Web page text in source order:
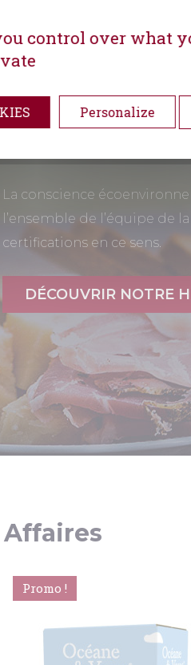
Après la réception de la
pilotés par une équipe
élève les vins puis produit
La conscience
l’ensemble de l’équipe de
certifications en ce sens.
DÉCOUVRIR NOTRE
Promo !
control over what
Personalize